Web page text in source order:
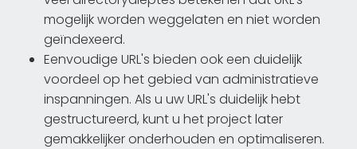
mogelijk worden weggelaten en niet worden
geïndexeerd.
Eenvoudige URL's bieden ook een duidelijk
voordeel op het gebied van administratieve
inspanningen. Als u uw URL's duidelijk hebt
gestructureerd, kunt u het project later
gemakkelijker onderhouden en optimaliseren.